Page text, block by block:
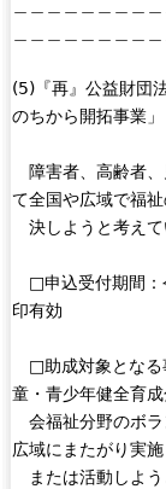
(5)『再』公益財団
のちから開拓事業」
障害者、高齢者、
て全国や広域で福
決しようと考えて
□申込受付期間：
印有効
□助成対象となる
童・青少年健全育
会福祉分野のボラ
広域にまたがり実施
または活動しよう